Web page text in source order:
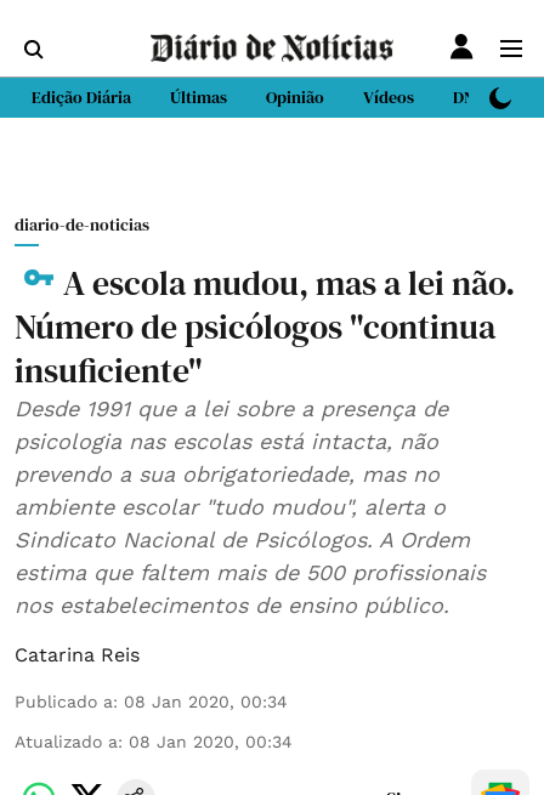
Edição Diária Últimas Opinião Vídeos DN Sport
diario-de-noticias
A escola mudou, mas a lei não.
Número de psicólogos "continua
insuficiente"
Desde 1991 que a lei sobre a presença de
psicologia nas escolas está intacta, não
prevendo a sua obrigatoriedade, mas no
ambiente escolar "tudo mudou", alerta o
Sindicato Nacional de Psicólogos. A Ordem
estima que faltem mais de 500 profissionais
nos estabelecimentos de ensino público.
Catarina Reis
Publicado a: 08 Jan 2020, 00:34
Atualizado a: 08 Jan 2020, 00:34